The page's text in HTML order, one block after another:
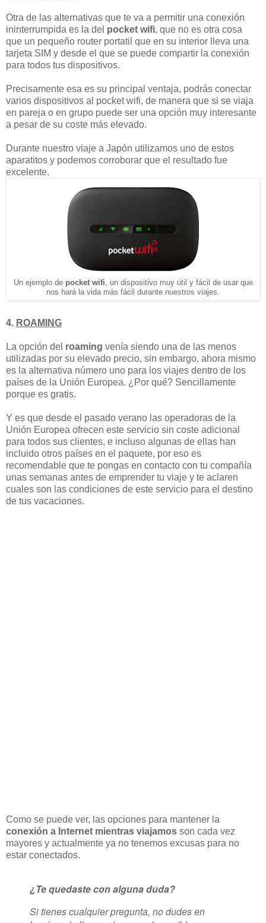
Otra de las alternativas que te va a permitir una conexión
ininterrumpida es la del pocket wifi, que no es otra cosa
que un pequeño router portatil que en su interior lleva una
tarjeta SIM y desde el que se puede compartir la conexión
para todos tus dispositivos.
Precisamente esa es su principal ventaja, podrás conectar
varios dispositivos al pocket wifi, de manera que si se viaja
en pareja o en grupo puede ser una opción muy interesante
a pesar de su coste más elevado.
Durante nuestro viaje a Japón utilizamos uno de estos
aparatitos y podemos corroborar que el resultado fue
excelente.
Un ejemplo de pocket wifi, un dispositivo muy útil y fácil de usar que
nos hará la vida más fácil durante nuestros viajes.
4. ROAMING
La opción del roaming venía siendo una de las menos
utilizadas por su elevado precio, sin embargo, ahora mismo
es la alternativa número uno para los viajes dentro de los
países de la Unión Europea. ¿Por qué? Sencillamente
porque es gratis.
Y es que desde el pasado verano las operadoras de la
Unión Europea ofrecen este servicio sin coste adicional
para todos sus clientes, e incluso algunas de ellas han
incluido otros países en el paquete, por eso es
recomendable que te pongas en contacto con tu compañía
unas semanas antes de emprender tu viaje y te aclaren
cuales son las condiciones de este servicio para el destino
de tus vacaciones.
Como se puede ver, las opciones para mantener la
conexión a Internet mientras viajamos son cada vez
mayores y actualmente ya no tenemos excusas para no
estar conectados.
¿Te quedaste con alguna duda?
Si tienes cualquier pregunta, no dudes en